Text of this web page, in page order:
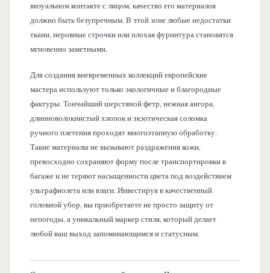
визуальном контакте с лицом, качество его материалов
должно быть безупречным. В этой зоне любые недостатки
ткани, неровные строчки или плохая фурнитура становятся
мгновенно заметными.
Для создания вневременных коллекций европейские
мастера используют только экологичные и благородные
фактуры. Тончайший шерстяной фетр, нежная ангора,
длинноволокнистый хлопок и экзотическая соломка
ручного плетения проходят многоэтапную обработку.
Такие материалы не вызывают раздражения кожи,
превосходно сохраняют форму после транспортировки в
багаже и не теряют насыщенности цвета под воздействием
ультрафиолета или влаги. Инвестируя в качественный
головной убор, вы приобретаете не просто защиту от
непогоды, а уникальный маркер стиля, который делает
любой ваш выход запоминающимся и статусным.